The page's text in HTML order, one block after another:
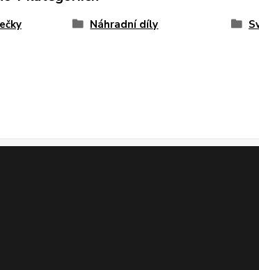
Náhradní díly